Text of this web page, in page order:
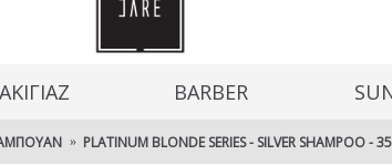
BARBER
PLATINUM BLONDE SERIES - SILVER SHAMPOO -